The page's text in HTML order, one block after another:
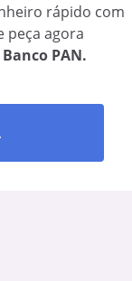
rápido com
peça agora
PAN.